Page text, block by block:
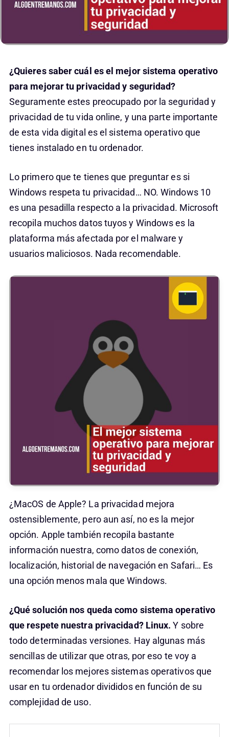
¿Quieres saber cuál es el mejor sistema operativo
para mejorar tu privacidad y seguridad?
Seguramente estes preocupado por la seguridad y
privacidad de tu vida online, y una parte importante
de esta vida digital es el sistema operativo que
tienes instalado en tu ordenador.
Lo primero que te tienes que preguntar es si
Windows respeta tu privacidad… NO. Windows 10
es una pesadilla respecto a la privacidad. Microsoft
recopila muchos datos tuyos y Windows es la
plataforma más afectada por el malware y
usuarios maliciosos. Nada recomendable.
¿MacOS de Apple? La privacidad mejora
ostensiblemente, pero aun así, no es la mejor
opción. Apple también recopila bastante
información nuestra, como datos de conexión,
localización, historial de navegación en Safari… Es
una opción menos mala que Windows.
¿Qué solución nos queda como sistema operativo
que respete nuestra privacidad? Linux. Y sobre
todo determinadas versiones. Hay algunas más
sencillas de utilizar que otras, por eso te voy a
recomendar los mejores sistemas operativos que
usar en tu ordenador divididos en función de su
complejidad de uso.